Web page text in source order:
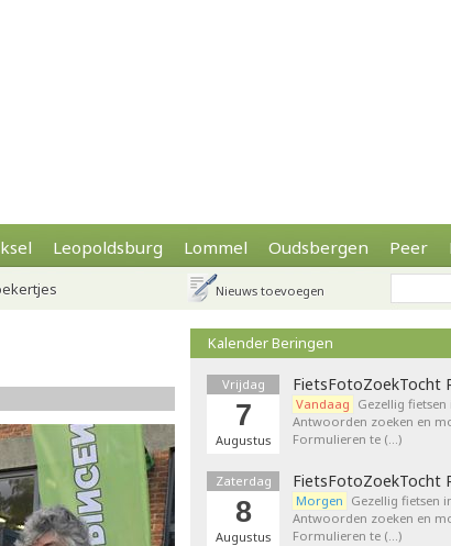
Leopoldsburg Lommel Oudsbergen Peer
Nieuws toevoegen
Kalender Beringen
Vrijdag
7
Augustus
FietsFotoZoekTocht
Vandaag Gezellig
Antwoorden zoeken en
Formulieren te (…)
Zaterdag
8
Augustus
FietsFotoZoekTocht
Morgen Gezellig fietsen
Antwoorden zoeken en
Formulieren te (…)